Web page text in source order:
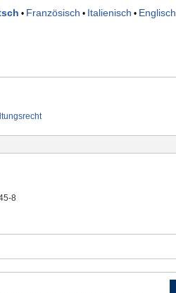
• Französisch • Italienisch • Englisch
8